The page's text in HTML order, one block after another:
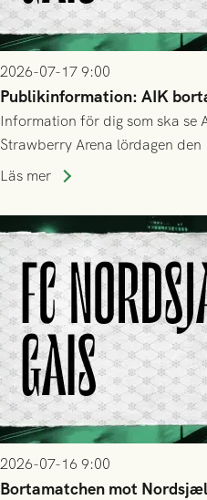
2026-07-17 9:00
Publikinformation: AIK
Information för dig som ska se
Strawberry Arena lördagen
Läs mer
2026-07-16 9:00
Bortamatchen mot